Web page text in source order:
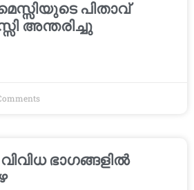
പിതാവ്
അന്തരിച്ചു
ഭാഗങ്ങളിൽ